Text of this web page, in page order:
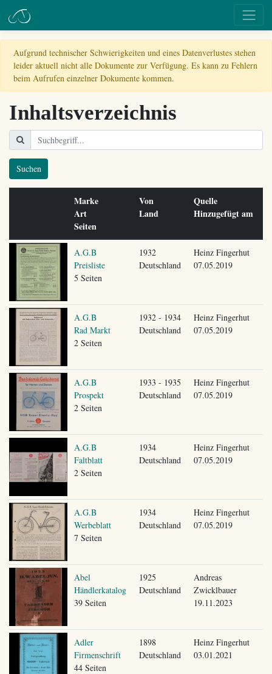
Aufgrund technischer Schwierigkeiten und eines Datenverlustes stehen
leider aktuell nicht alle Dokumente zur Verfügung. Es kann zu Fehlern
beim Aufrufen einzelner Dokumente kommen.
Inhaltsverzeichnis
Suchen
Marke
Art
Seiten
Von
Land
Quelle
Hinzugefügt am
A.G.B
Preisliste
5 Seiten
1932
Deutschland
Heinz Fingerhut
07.05.2019
A.G.B
Rad Markt
2 Seiten
1932 - 1934
Deutschland
Heinz Fingerhut
07.05.2019
A.G.B
Prospekt
2 Seiten
1933 - 1935
Deutschland
Heinz Fingerhut
07.05.2019
A.G.B
Faltblatt
2 Seiten
1934
Deutschland
Heinz Fingerhut
07.05.2019
A.G.B
Werbeblatt
7 Seiten
1934
Deutschland
Heinz Fingerhut
07.05.2019
Abel
Händlerkatalog
39 Seiten
1925
Deutschland
Andreas
Zwicklbauer
19.11.2023
Adler
Firmenschrift
44 Seiten
1898
Deutschland
Heinz Fingerhut
03.01.2021